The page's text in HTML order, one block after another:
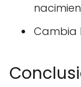
Cambia